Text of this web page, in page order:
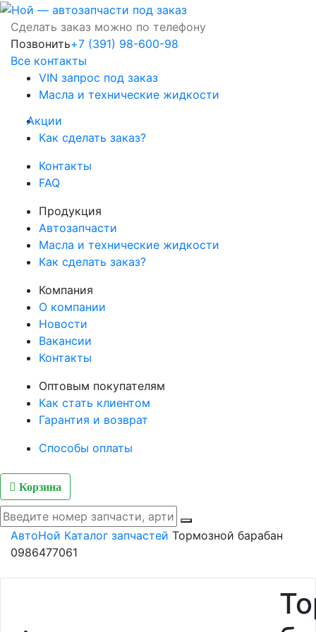
Сделать заказ можно по телефону
Позвонить+7 (391) 98-600-98
Все контакты
VIN запрос под заказ
Масла и технические жидкости
Акции
Как сделать заказ?
Контакты
FAQ
Продукция
Автозапчасти
Масла и технические жидкости
Как сделать заказ?
Компания
О компании
Новости
Вакансии
Контакты
Оптовым покупателям
Как стать клиентом
Гарантия и возврат
Способы оплаты
Корзина
АвтоНой Каталог запчастей Тормозной барабан
0986477061